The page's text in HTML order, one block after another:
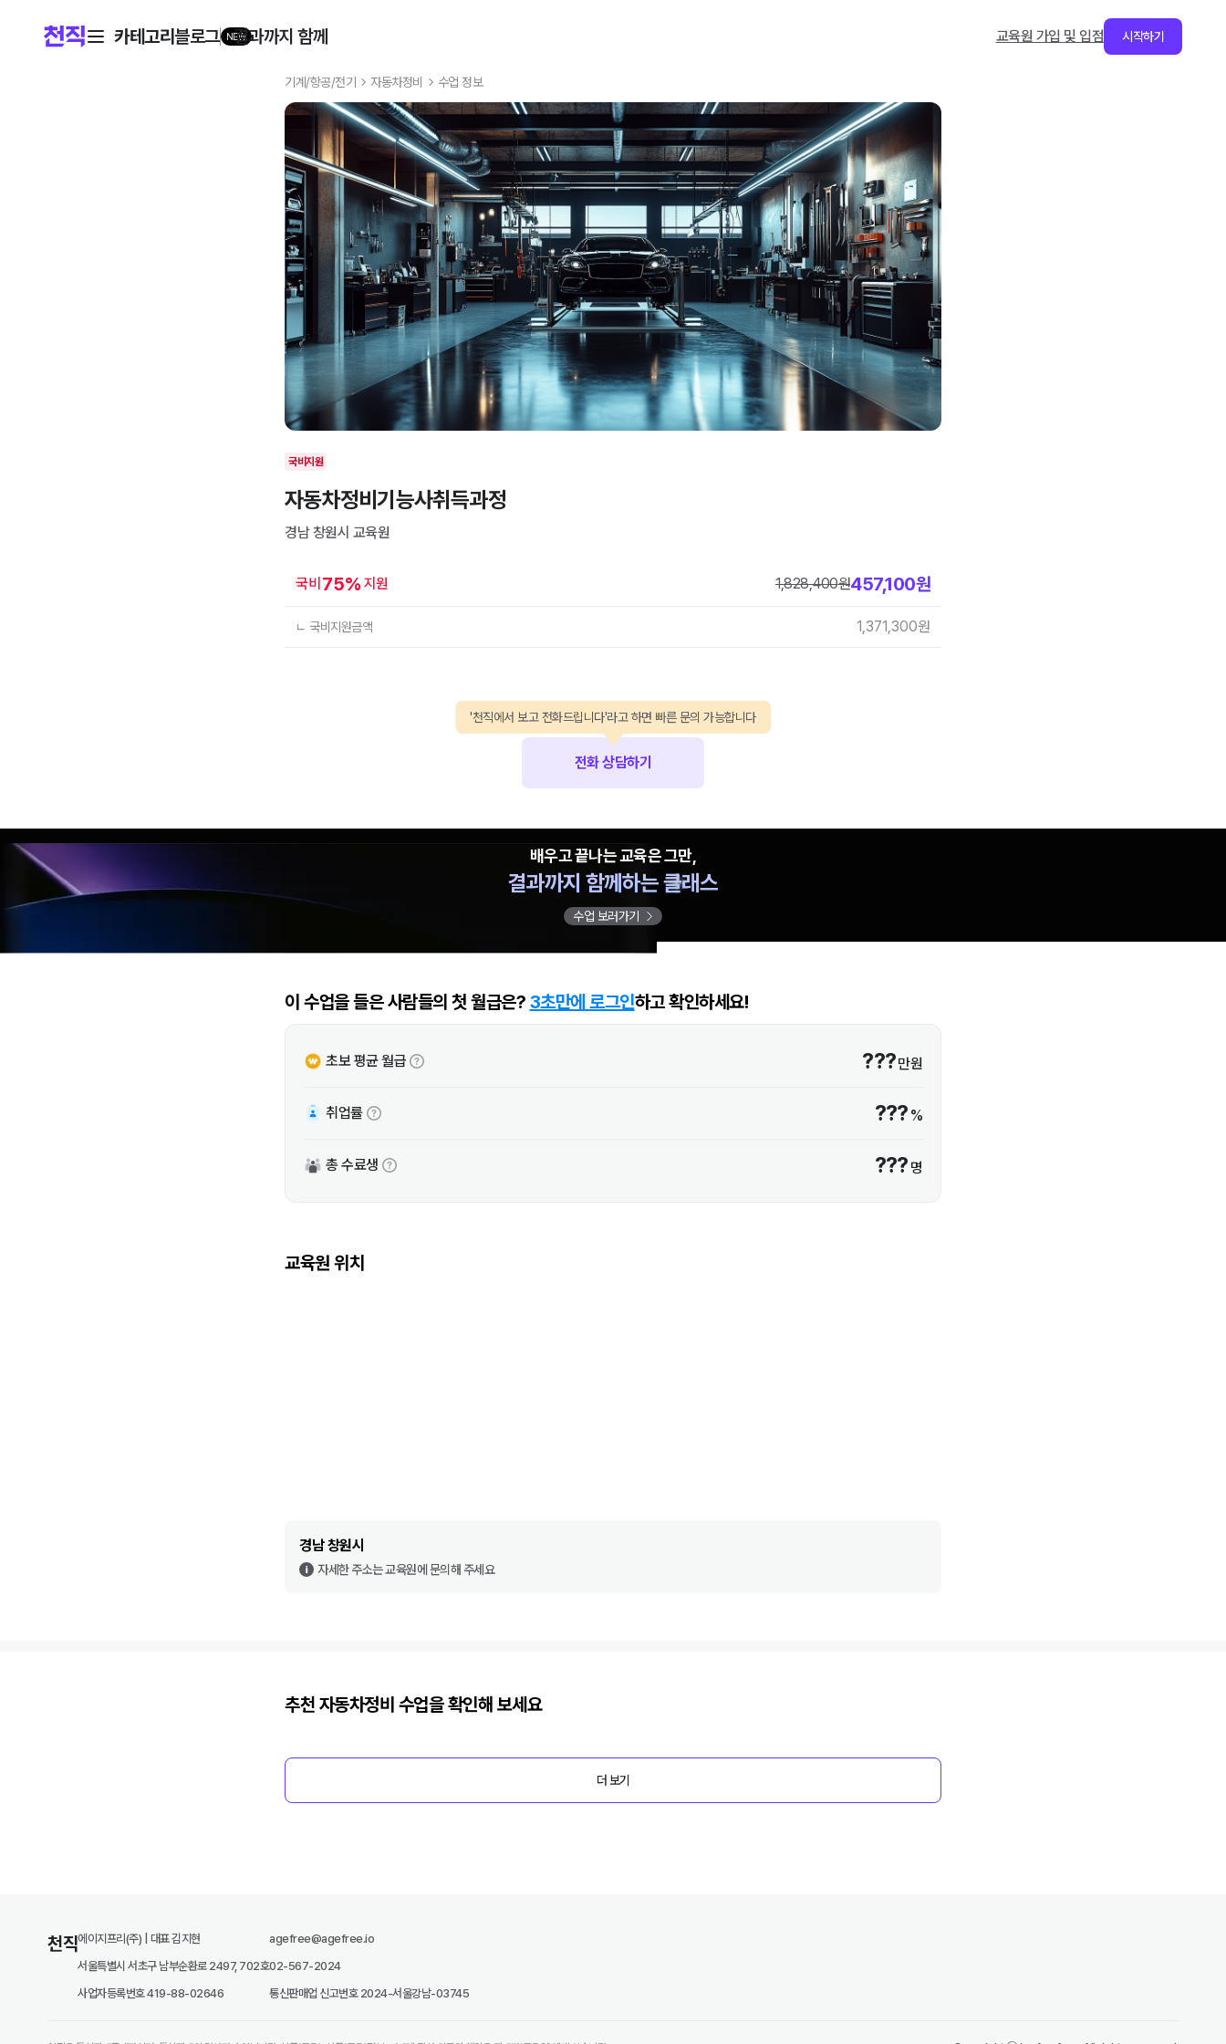
카테고리 블로그 NEW
결과까지 함께 교육원 가입 및 입점 시작하기
기계/항공/전기 자동차정비 수업 정보
국비지원
자동차정비기능사취득과정
경남 창원시 교육원
국비 75% 지원 1,828,400원457,100원
ㄴ 국비지원금액 1,371,300원
전화 상담하기
'천직에서 보고 전화드립니다'라고 하면 빠른 문의 가능합니다
배우고 끝나는 교육은 그만,
결과까지 함께하는 클래스
수업 보러가기
이 수업을 들은 사람들의 첫 월급은? 3초만에 로그인하고 확인하세요!
초보 평균 월급 ???만원
취업률 ??? %
총 수료생 ??? 명
교육원 위치
경남 창원시
자세한 주소는 교육원에 문의해 주세요
추천 자동차정비 수업을 확인해 보세요
더 보기
천직에이지프리(주) | 대표 김지현
서울특별시 서초구 남부순환로 2497, 702호
사업자등록번호 419-88-02646
agefree@agefree.io
02-567-2024
통신판매업 신고번호 2024-서울강남-03745